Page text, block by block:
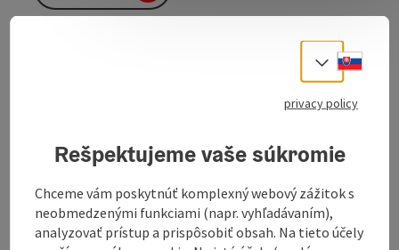
This route or circular hike takes us over the steep
Buchberg almost exclusively on field and forest paths
and climbs to Elz. The "Etzlstorferhäusl" below the
"Eder-Hof" is really interesting. It is worth making a
detour to the Augenbründl and the Schalenstein.
Select
privacy policy
Rešpektujeme vaše súkromie
Chceme vám poskytnúť komplexný webový zážitok s
neobmedzenými funkciami (napr. vyhľadávaním),
analyzovať prístup a prispôsobiť obsah. Na tieto účely